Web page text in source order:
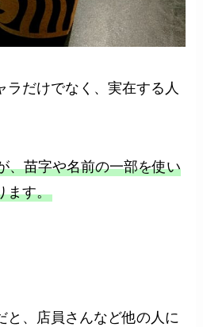
ラだけでなく、実在する人
、苗字や名前の一部を使い
ます。
と、店員さんなど他の人に